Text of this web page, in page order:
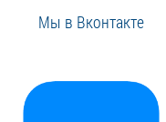
Мы в Вконтакте